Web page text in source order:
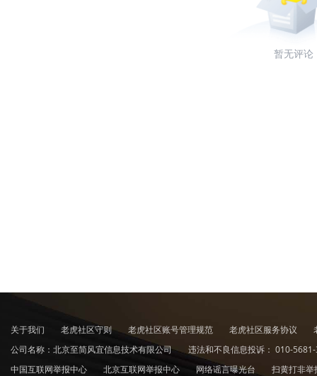
暂无评论
关于我们 老虎社区守则 老虎社区账号管理规范 老虎社区服务协议
公司名称：北京至简风宜信息技术有限公司
违法和不良信息投诉： 010-
中国互联网举报中心
北京互联网举报中心 网络谣言曝光台
扫黄打非